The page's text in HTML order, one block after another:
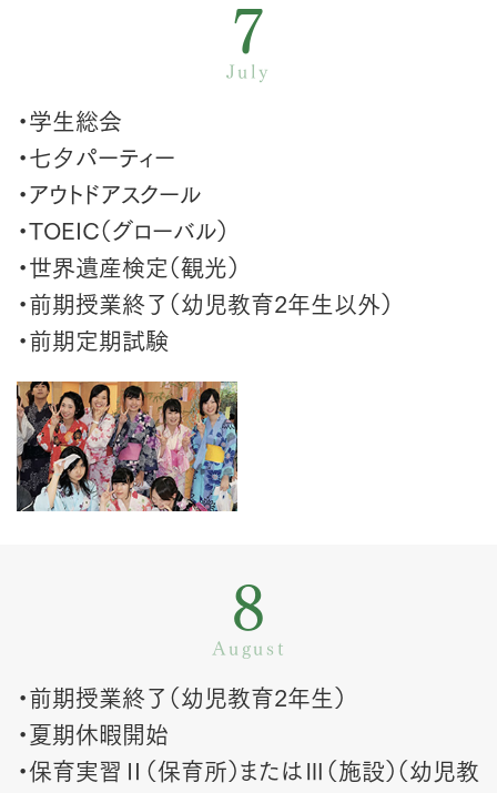
7
July
・学生総会
・七夕パーティー
・アウトドアスクール
・TOEIC（グローバル）
・世界遺産検定（観光）
・前期授業終了（幼児教育2年生以外）
・前期定期試験
8
August
・前期授業終了（幼児教育2年生）
・夏期休暇開始
・保育実習Ⅱ（保育所）またはⅢ（施設）（幼児教